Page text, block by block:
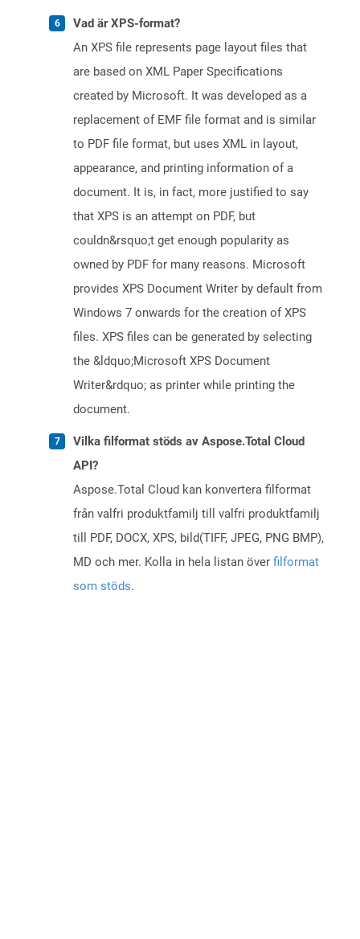
Vad är XPS-format?
An XPS file represents page layout files that
are based on XML Paper Specifications
created by Microsoft. It was developed as a
replacement of EMF file format and is similar
to PDF file format, but uses XML in layout,
appearance, and printing information of a
document. It is, in fact, more justified to say
that XPS is an attempt on PDF, but
couldn&rsquo;t get enough popularity as
owned by PDF for many reasons. Microsoft
provides XPS Document Writer by default from
Windows 7 onwards for the creation of XPS
files. XPS files can be generated by selecting
the &ldquo;Microsoft XPS Document
Writer&rdquo; as printer while printing the
document.
Vilka filformat stöds av Aspose.Total Cloud
API?
Aspose.Total Cloud kan konvertera filformat
från valfri produktfamilj till valfri produktfamilj
till PDF, DOCX, XPS, bild(TIFF, JPEG, PNG BMP),
MD och mer. Kolla in hela listan över filformat
som stöds.